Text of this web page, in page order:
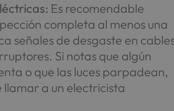
Es recomendable
completa al menos una
señales de desgaste en
Si notas que algún
o que las luces parpadean,
llamar a un electricista